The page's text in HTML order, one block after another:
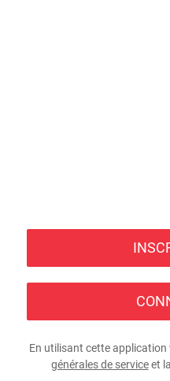
En utilisant cette application
générales de serviceet la